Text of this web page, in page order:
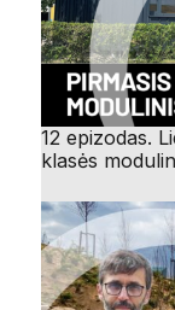
12 epizodas.
klasės